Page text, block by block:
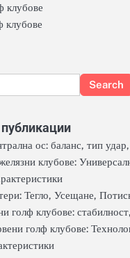
клубове
клубове
ос: баланс, тип
клубове:
Тегло, Усещане,
голф клубове:
голф клубове: